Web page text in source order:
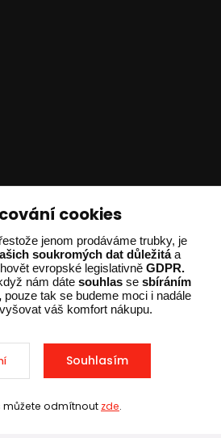
Sleva při nákupu nad 10 000 Kč
254
15:00)
karlik.cz
– Všechna práva vyhrazena. Design od
cookies
jenom prodáváme trubky, je
soukromých dat důležitáa
evropské legislativně GDPR.
nám dáte souhlas se sbíráním
pouze tak se budeme moci i nadále
váš komfort nákupu.
Souhlasím
můžete odmítnout zde.